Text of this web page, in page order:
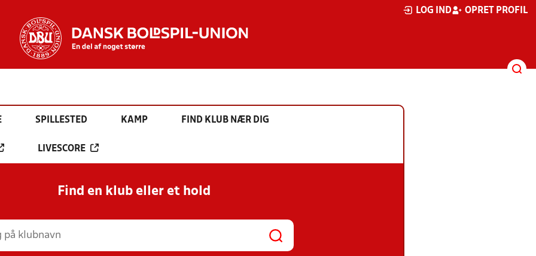
LOG IND OPRET PROFIL
SPILLESTED KAMP FIND KLUB NÆR DIG
LIVESCORE
Find en klub eller et hold